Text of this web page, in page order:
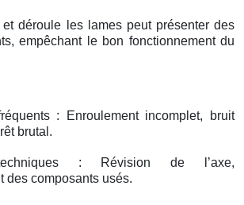
et déroule les lames peut présenter des
empêchant le bon fonctionnement du
: Enroulement incomplet, bruit
brutal.
: Révision de l’axe,
des composants usés.